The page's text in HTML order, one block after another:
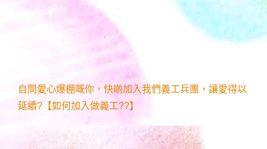
自問愛心爆棚嘅你，快啲加入我們義工兵團，讓愛得以
延續?【如何加入做義工??】